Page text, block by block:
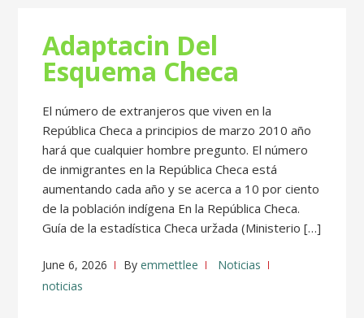
Adaptacin Del
Esquema Checa
El número de extranjeros que viven en la
República Checa a principios de marzo 2010 año
hará que cualquier hombre pregunto. El número
de inmigrantes en la República Checa está
aumentando cada año y se acerca a 10 por ciento
de la población indígena En la República Checa.
Guía de la estadística Checa uržada (Ministerio […]
June 6, 2026 Byemmettlee
Noticias
noticias